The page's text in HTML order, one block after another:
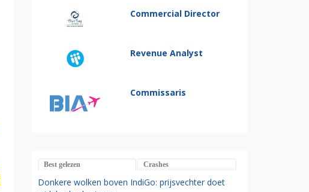
Commercial Director
Revenue Analyst
Commissaris
Best gelezen Crashes
Donkere wolken boven IndiGo: prijsvechter doet